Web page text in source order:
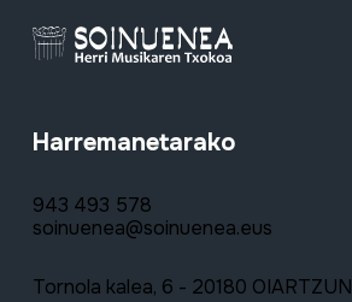
Harremanetarako
943 493 578
soinuenea@soinuenea.eus
Tornola kalea, 6 - 20180 OIARTZUN